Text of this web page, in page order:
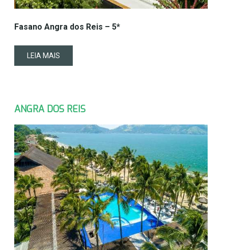
Fasano Angra dos Reis – 5*
LEIA MAIS
ANGRA DOS REIS